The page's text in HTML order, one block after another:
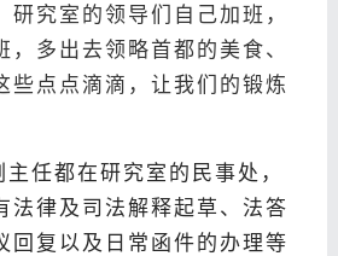
研究室的领导们自己加班，
，多出去领略首都的美食、
些点点滴滴，让我们的锻炼
任都在研究室的民事处，
法律及司法解释起草、法答
回复以及日常函件的办理等